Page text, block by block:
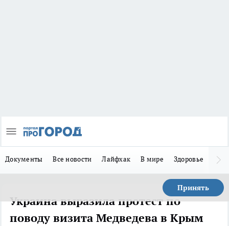
Документы Все новости Лайфхак В мире Здоровье
Принять
Украина выразила протест по
поводу визита Медведева в Крым